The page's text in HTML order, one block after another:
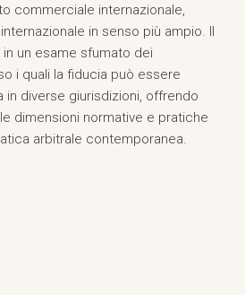
commerciale internazionale,
in senso più ampio. Il
un esame sfumato dei
i quali la fiducia può essere
in diverse giurisdizioni, offrendo
dimensioni normative e pratiche
arbitrale contemporanea.